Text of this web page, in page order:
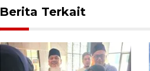
Berita Terkait